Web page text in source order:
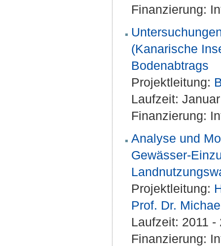
Finanzierung:
(Kanarische
Bodenabtrags
Projektleitung:
Laufzeit:
Finanzierung:
Analyse und
Gewässer-
Projektleitung:
Prof. Dr.
Laufzeit: 2011
Finanzierung: